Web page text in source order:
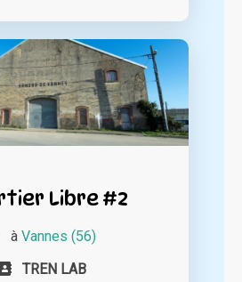
Libre #2
à Vannes (56)
TREN LAB